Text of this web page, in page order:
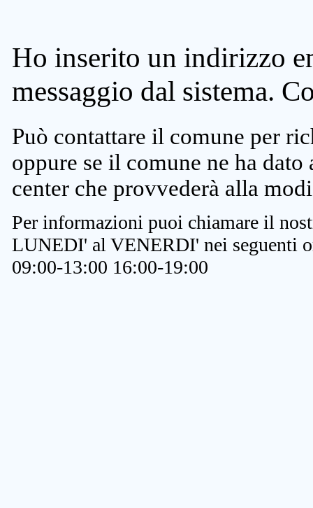
Ho inserito un indirizzo
messaggio dal sistema.
Può contattare il comune per
oppure se il comune ne ha
center che provvederà alla
Per informazioni puoi chiamare il
LUNEDI' al VENERDI' nei seguenti
09:00-13:00 16:00-19:00